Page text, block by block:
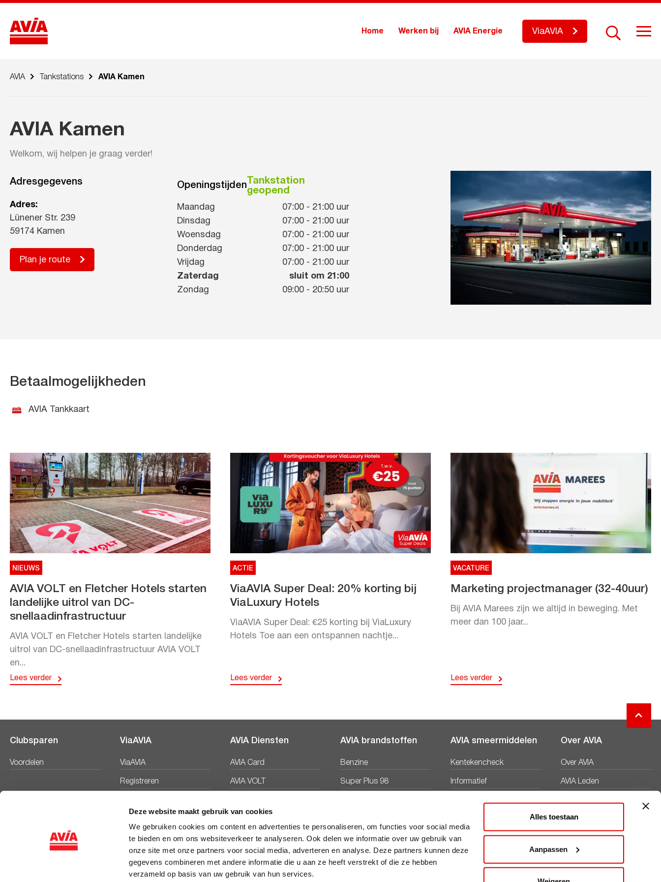
Deze website maakt gebruik van cookies
We gebruiken cookies om content en advertenties te personaliseren, om functies voor social media
te bieden en om ons websiteverkeer te analyseren. Ook delen we informatie over uw gebruik van
onze site met onze partners voor social media, adverteren en analyse. Deze partners kunnen deze
gegevens combineren met andere informatie die u aan ze heeft verstrekt of die ze hebben
verzameld op basis van uw gebruik van hun services.
Alles toestaan
Aanpassen
Home Werken bij AVIA Energie ViaAVIA
AVIA Tankstations AVIA Kamen
AVIA Kamen
Welkom, wij helpen je graag verder!
Adresgegevens
Adres:
Lünener Str. 239
59174 Kamen
Plan je route
Openingstijden
Tankstation
geopend
Maandag 07:00 - 21:00 uur
Dinsdag
07:00 - 21:00 uur
Woensdag
07:00 - 21:00 uur
Donderdag
07:00 - 21:00 uur
Vrijdag
07:00 - 21:00 uur
Zaterdag
sluit om 21:00
Zondag
09:00 - 20:50 uur
Betaalmogelijkheden
AVIA Tankkaart
NIEUWS
AVIA VOLT en Fletcher Hotels starten
landelijke uitrol van DC-
snellaadinfrastructuur
AVIA VOLT en Fletcher Hotels starten landelijke
uitrol van DC-snellaadinfrastructuur AVIA VOLT
en...
Lees verder
ACTIE
ViaAVIA Super Deal: 20% korting bij
ViaLuxury Hotels
ViaAVIA Super Deal: €25 korting bij ViaLuxury
Hotels Toe aan een ontspannen nachtje...
Lees verder
VACATURE
Marketing projectmanager (32-40uur)
Bij AVIA Marees zijn we altijd in beweging. Met
meer dan 100 jaar...
Lees verder
Clubsparen
Voordelen
ViaAVIA
ViaAVIA
Registreren
AVIA Diensten
AVIA Card
AVIA VOLT
AVIA brandstoffen
Benzine
Super Plus 98
AVIA smeermiddelen
Kentekencheck
Informatief
Over AVIA
Over AVIA
AVIA Leden
Duurzaamheid
Werken bij